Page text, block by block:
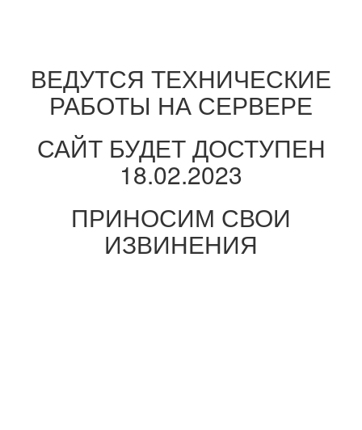
ВЕДУТСЯ ТЕХНИЧЕСКИЕ
РАБОТЫ НА СЕРВЕРЕ
САЙТ БУДЕТ ДОСТУПЕН
18.02.2023
ПРИНОСИМ СВОИ
ИЗВИНЕНИЯ